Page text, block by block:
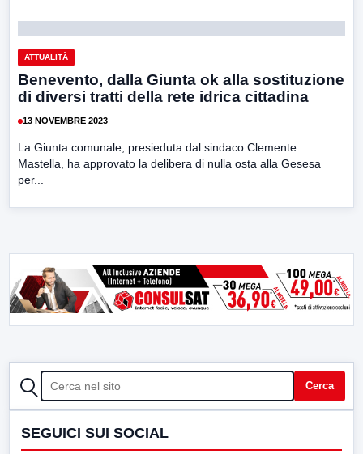
ATTUALITÀ
Benevento, dalla Giunta ok alla sostituzione
di diversi tratti della rete idrica cittadina
13 NOVEMBRE 2023
La Giunta comunale, presieduta dal sindaco Clemente
Mastella, ha approvato la delibera di nulla osta alla Gesesa
per...
CERCA Cerca
SEGUICI SUI SOCIAL